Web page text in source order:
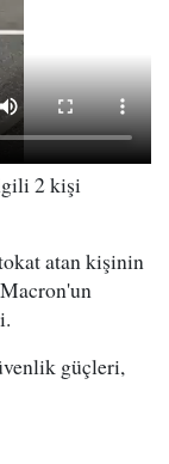
2 kişi
atan kişinin
güçleri,